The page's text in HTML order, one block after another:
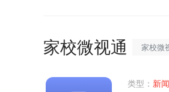
家校微视通
家校微
聚了丰
类型： 新